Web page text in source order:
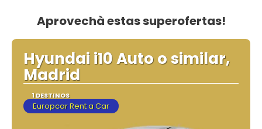
Aprovechà estas superofertas!
Hyundai i10 Auto o similar,
Madrid
1 DESTINOS
Europcar Rent a Car